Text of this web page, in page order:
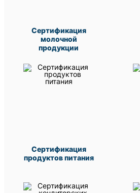
Сертификация
молочной
продукции
Сертификация
продуктов питания